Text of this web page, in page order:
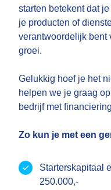
starten betekent dat
je producten of
verantwoordelijk bent
groei.
Gelukkig hoef je het
helpen we je graag
bedrijf met
Zo kun je met een
Starterskapitaal
250.000,-